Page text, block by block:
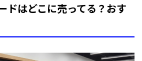
ドはどこに売ってる？おす